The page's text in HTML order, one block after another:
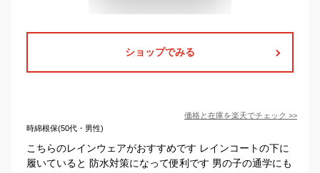
ショップでみる
価格と在庫を楽天でチェック >>
時綿根保(50代・男性)
こちらのレインウェアがおすすめです レインコートの下に
履いていると 防水対策になって便利です 男の子の通学にも